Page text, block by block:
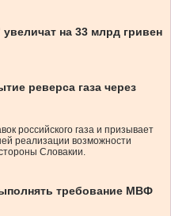
на 33 млрд гривен
реверса газа через
российского газа и призывает
реализации возможности
Словакии.
требование МВФ